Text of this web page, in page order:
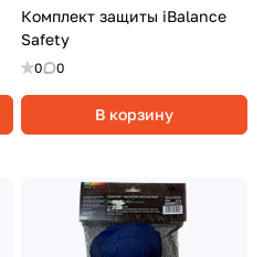
Комплект защиты iBalance
Safety
0 0
В корзину